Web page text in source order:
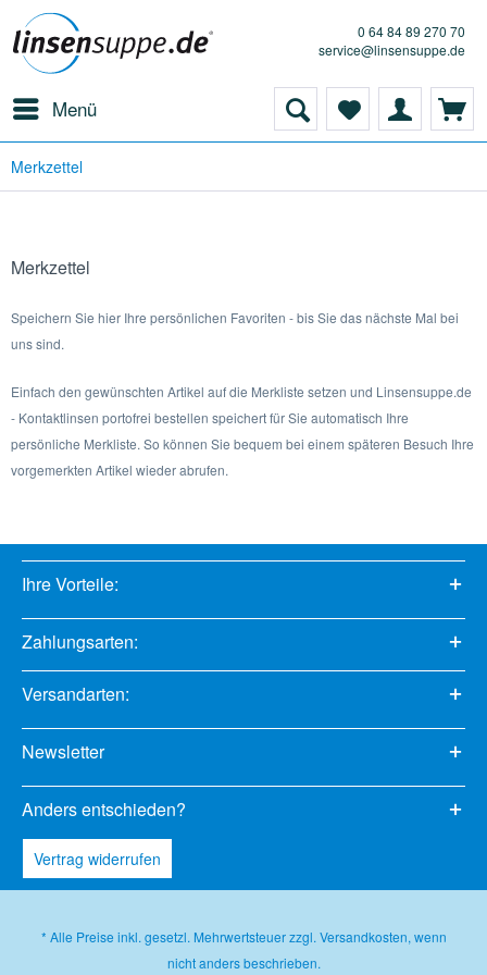
0 64 84 89 270 70
service@linsensuppe.de
Menü
Merkzettel
Merkzettel
Speichern Sie hier Ihre persönlichen Favoriten - bis Sie das nächste Mal bei
uns sind.
Einfach den gewünschten Artikel auf die Merkliste setzen und Linsensuppe.de
- Kontaktlinsen portofrei bestellen speichert für Sie automatisch Ihre
persönliche Merkliste. So können Sie bequem bei einem späteren Besuch Ihre
vorgemerkten Artikel wieder abrufen.
Ihre Vorteile:
Zahlungsarten:
Versandarten:
Newsletter
Anders entschieden?
Vertrag widerrufen
* Alle Preise inkl. gesetzl. Mehrwertsteuer zzgl. Versandkosten, wenn
nicht anders beschrieben.